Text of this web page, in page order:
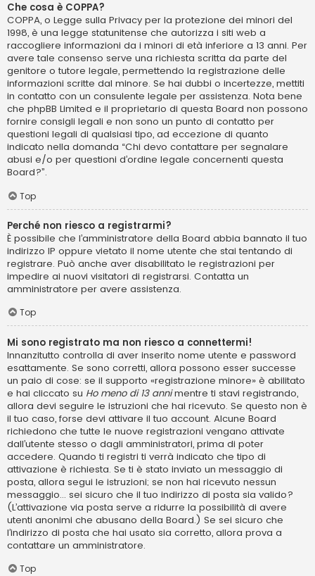
Che cosa è COPPA?
COPPA, o Legge sulla Privacy per la protezione dei minori del
1998, è una legge statunitense che autorizza i siti web a
raccogliere informazioni da i minori di età inferiore a 13 anni. Per
avere tale consenso serve una richiesta scritta da parte del
genitore o tutore legale, permettendo la registrazione delle
informazioni scritte dal minore. Se hai dubbi o incertezze, mettiti
in contatto con un consulente legale per assistenza. Nota bene
che phpBB Limited e il proprietario di questa Board non possono
fornire consigli legali e non sono un punto di contatto per
questioni legali di qualsiasi tipo, ad eccezione di quanto
indicato nella domanda “Chi devo contattare per segnalare
abusi e/o per questioni d’ordine legale concernenti questa
Board?”.
Top
Perché non riesco a registrarmi?
È possibile che l’amministratore della Board abbia bannato il tuo
indirizzo IP oppure vietato il nome utente che stai tentando di
registrare. Può anche aver disabilitato le registrazioni per
impedire ai nuovi visitatori di registrarsi. Contatta un
amministratore per avere assistenza.
Top
Mi sono registrato ma non riesco a connettermi!
Innanzitutto controlla di aver inserito nome utente e password
esattamente. Se sono corretti, allora possono esser successe
un paio di cose: se il supporto «registrazione minore» è abilitato
e hai cliccato su Ho meno di 13 annimentre ti stavi registrando,
allora devi seguire le istruzioni che hai ricevuto. Se questo non è
il tuo caso, forse devi attivare il tuo account. Alcune Board
richiedono che tutte le nuove registrazioni vengano attivate
dall’utente stesso o dagli amministratori, prima di poter
accedere. Quando ti registri ti verrà indicato che tipo di
attivazione è richiesta. Se ti è stato inviato un messaggio di
posta, allora segui le istruzioni; se non hai ricevuto nessun
messaggio... sei sicuro che il tuo indirizzo di posta sia valido?
(L’attivazione via posta serve a ridurre la possibilità di avere
utenti anonimi che abusano della Board.) Se sei sicuro che
l’indirizzo di posta che hai usato sia corretto, allora prova a
contattare un amministratore.
Top